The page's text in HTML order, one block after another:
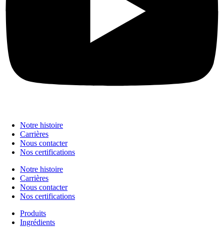
Notre histoire
Carrières
Nous contacter
Nos certifications
Notre histoire
Carrières
Nous contacter
Nos certifications
Produits
Ingrédients